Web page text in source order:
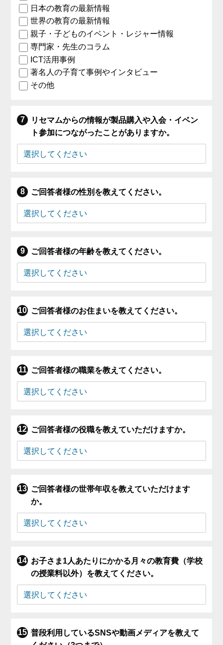
日本の教育の最新情報
世界の教育の最新情報
親子・子どものイベント・レジャー情報
専門家・先生のコラム
ICT活用事例
著名人の子育て事例やインタビュー
その他
リセマムからの情報が製品購入や入会・イベン
ト参加につながったことがありますか。
ご回答者様の性別を教えてください。
ご回答者様の年齢を教えてください。
ご回答者様のお住まいを教えてください。
ご回答者様の職業を教えてください。
ご回答者様の役職を教えていただけますか。
ご回答者様の世帯年収を教えていただけます
か。
お子さま1人あたりにかかる月々の教育費（学校
の授業料以外）を教えてください。
普段利用しているSNSや動画メディアを教えて